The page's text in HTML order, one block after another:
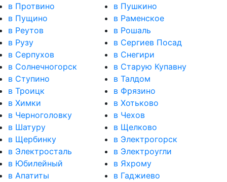
в Протвино
в Пушкино
в Пущино
в Раменское
в Реутов
в Рошаль
в Рузу
в Сергиев Посад
в Серпухов
в Снегири
в Солнечногорск
в Старую Купавну
в Ступино
в Талдом
в Троицк
в Фрязино
в Химки
в Хотьково
в Черноголовку
в Чехов
в Шатуру
в Щелково
в Щербинку
в Электрогорск
в Электросталь
в Электроугли
в Юбилейный
в Яхрому
в Апатиты
в Гаджиево